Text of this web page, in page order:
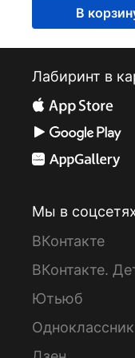
В
Лабиринт в
Мы в
ВКонтакте
ВКонтакте.
Ютьюб